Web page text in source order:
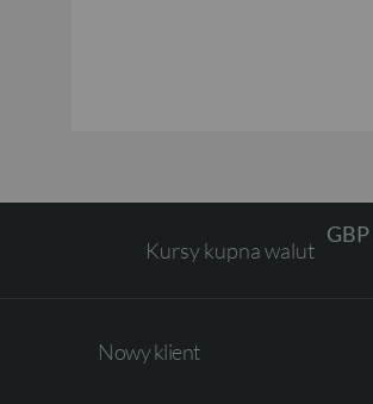
Kursy kupna walut
Nowy klient